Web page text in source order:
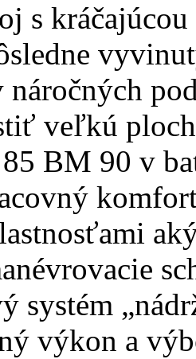
s
náročných
veľkú
BM 90 v
systém
výkon a